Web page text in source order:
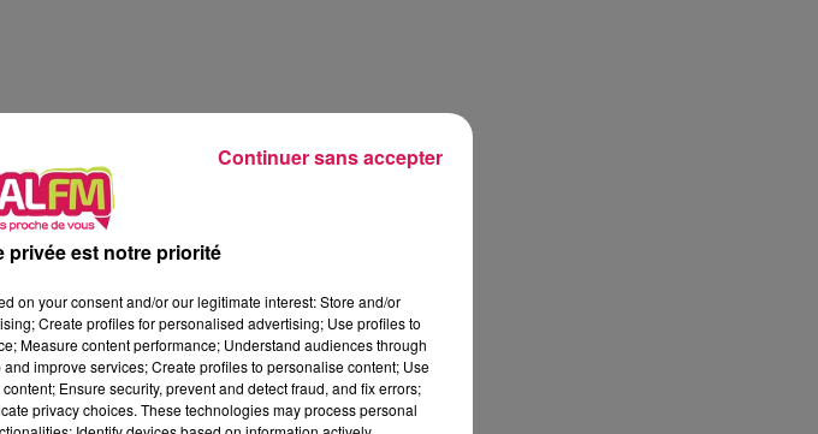
privée est notre priorité
on your consent and/or our legitimate interest: Store and/or
Create profiles for personalised advertising; Use profiles to
Measure content performance; Understand audiences through
improve services; Create profiles to personalise content; Use
Ensure security, prevent and detect fraud, and fix errors;
privacy choices. These technologies may process personal
Continuer sans accepter